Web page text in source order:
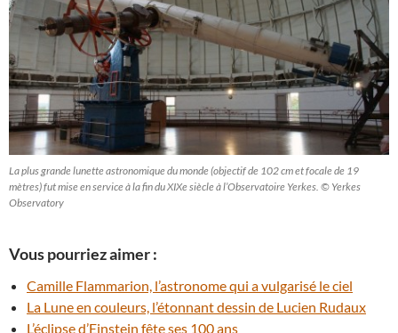
La plus grande lunette astronomique du monde (objectif de 102 cm et focale de 19
mètres) fut mise en service à la fin du XIXe siècle à l’Observatoire Yerkes. © Yerkes
Observatory
Vous pourriez aimer :
Camille Flammarion, l’astronome qui a vulgarisé le ciel
La Lune en couleurs, l’étonnant dessin de Lucien Rudaux
L’éclipse d’Einstein fête ses 100 ans